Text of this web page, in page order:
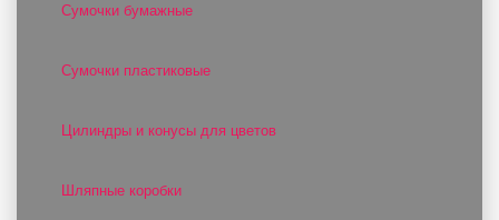
Сумочки бумажные
Сумочки пластиковые
Цилиндры и конусы для цветов
Шляпные коробки